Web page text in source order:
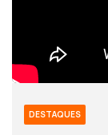
DESTAQUES